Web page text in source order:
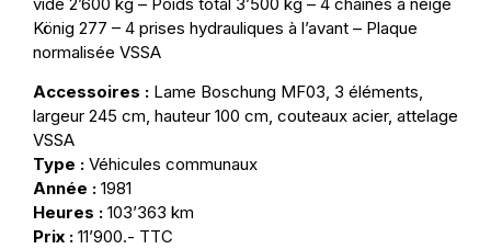
König 277 – 4 prises hydrauliques à l’avant – Plaque
normalisée VSSA
Accessoires : Lame Boschung MF03, 3 éléments,
largeur 245 cm, hauteur 100 cm, couteaux acier, attelage
VSSA
Type : Véhicules communaux
Année : 1981
Heures : 103’363 km
Prix : 11’900.- TTC